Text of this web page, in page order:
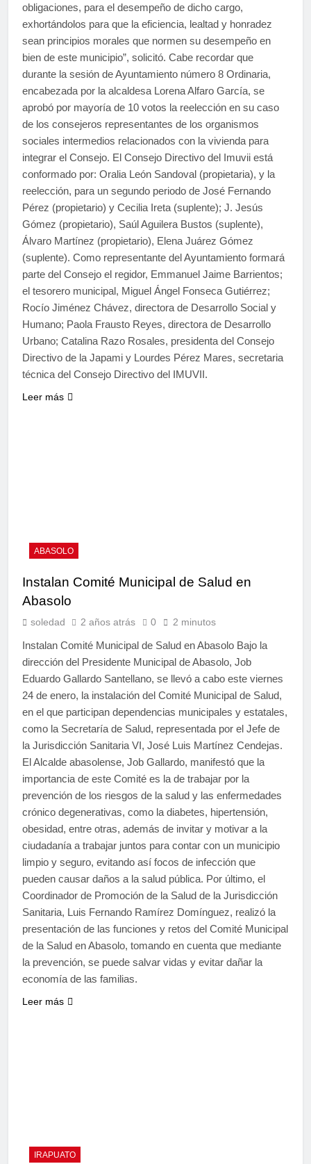
obligaciones, para el desempeño de dicho cargo,
exhortándolos para que la eficiencia, lealtad y honradez
sean principios morales que normen su desempeño en
bien de este municipio”, solicitó. Cabe recordar que
durante la sesión de Ayuntamiento número 8 Ordinaria,
encabezada por la alcaldesa Lorena Alfaro García, se
aprobó por mayoría de 10 votos la reelección en su caso
de los consejeros representantes de los organismos
sociales intermedios relacionados con la vivienda para
integrar el Consejo. El Consejo Directivo del Imuvii está
conformado por: Oralia León Sandoval (propietaria), y la
reelección, para un segundo periodo de José Fernando
Pérez (propietario) y Cecilia Ireta (suplente); J. Jesús
Gómez (propietario), Saúl Aguilera Bustos (suplente),
Álvaro Martínez (propietario), Elena Juárez Gómez
(suplente). Como representante del Ayuntamiento formará
parte del Consejo el regidor, Emmanuel Jaime Barrientos;
el tesorero municipal, Miguel Ángel Fonseca Gutiérrez;
Rocío Jiménez Chávez, directora de Desarrollo Social y
Humano; Paola Frausto Reyes, directora de Desarrollo
Urbano; Catalina Razo Rosales, presidenta del Consejo
Directivo de la Japami y Lourdes Pérez Mares, secretaria
técnica del Consejo Directivo del IMUVII.
Leer más
ABASOLO
Instalan Comité Municipal de Salud en
Abasolo
soledad 2 años atrás 0 2 minutos
Instalan Comité Municipal de Salud en Abasolo Bajo la
dirección del Presidente Municipal de Abasolo, Job
Eduardo Gallardo Santellano, se llevó a cabo este viernes
24 de enero, la instalación del Comité Municipal de Salud,
en el que participan dependencias municipales y estatales,
como la Secretaría de Salud, representada por el Jefe de
la Jurisdicción Sanitaria VI, José Luis Martínez Cendejas.
El Alcalde abasolense, Job Gallardo, manifestó que la
importancia de este Comité es la de trabajar por la
prevención de los riesgos de la salud y las enfermedades
crónico degenerativas, como la diabetes, hipertensión,
obesidad, entre otras, además de invitar y motivar a la
ciudadanía a trabajar juntos para contar con un municipio
limpio y seguro, evitando así focos de infección que
pueden causar daños a la salud pública. Por último, el
Coordinador de Promoción de la Salud de la Jurisdicción
Sanitaria, Luis Fernando Ramírez Domínguez, realizó la
presentación de las funciones y retos del Comité Municipal
de la Salud en Abasolo, tomando en cuenta que mediante
la prevención, se puede salvar vidas y evitar dañar la
economía de las familias.
Leer más
IRAPUATO